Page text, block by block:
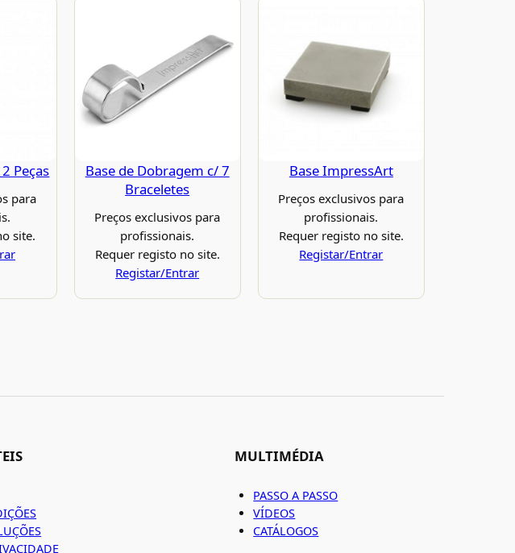
Peças
para
site.
Base de Dobragem c/ 7
Braceletes
Preços exclusivos para
profissionais.
Requer registo no site.
Registar/Entrar
Base ImpressArt
Preços exclusivos para
profissionais.
Requer registo no site.
Registar/Entrar
MULTIMÉDIA
PASSO A PASSO
VÍDEOS
CATÁLOGOS